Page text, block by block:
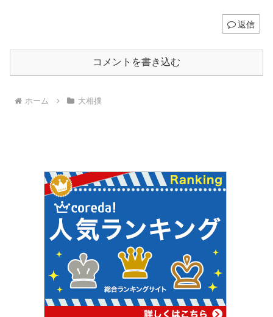
返信
コメントを書き込む
ホーム 大相撲